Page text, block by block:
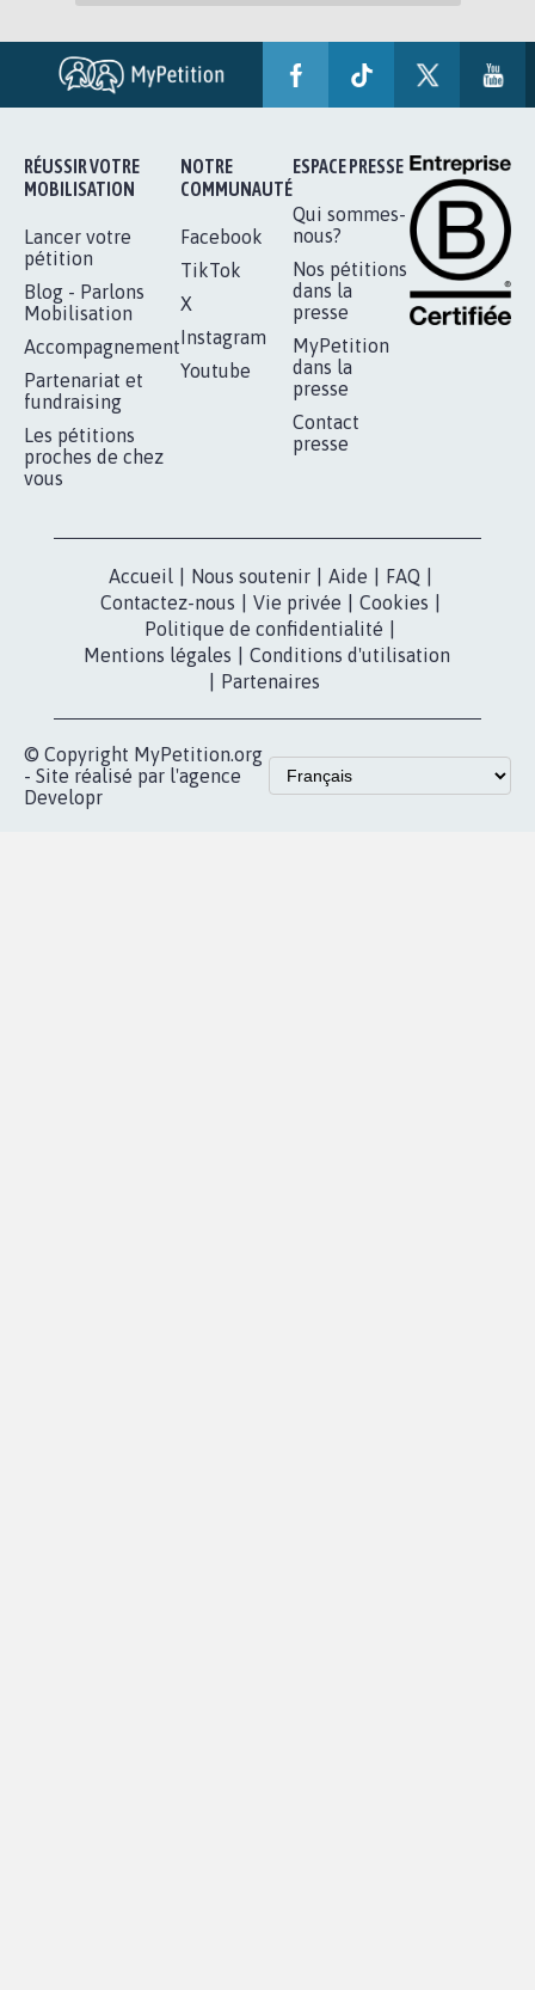
RÉUSSIR VOTRE
MOBILISATION
Lancer votre
pétition
Blog - Parlons
Mobilisation
Accompagnement
Partenariat et
fundraising
Les pétitions
proches de chez
vous
NOTRE
COMMUNAUTÉ
Facebook
TikTok
X
Instagram
Youtube
ESPACE PRESSE
Qui sommes-
nous?
Nos pétitions
dans la
presse
MyPetition
dans la
presse
Contact
presse
Accueil Nous soutenir Aide FAQ
Contactez-nous
Vie privée Cookies
Politique de confidentialité
Mentions légales
Conditions d'utilisation
Partenaires
© Copyright MyPetition.org
- Site réalisé par l'agence
Developr